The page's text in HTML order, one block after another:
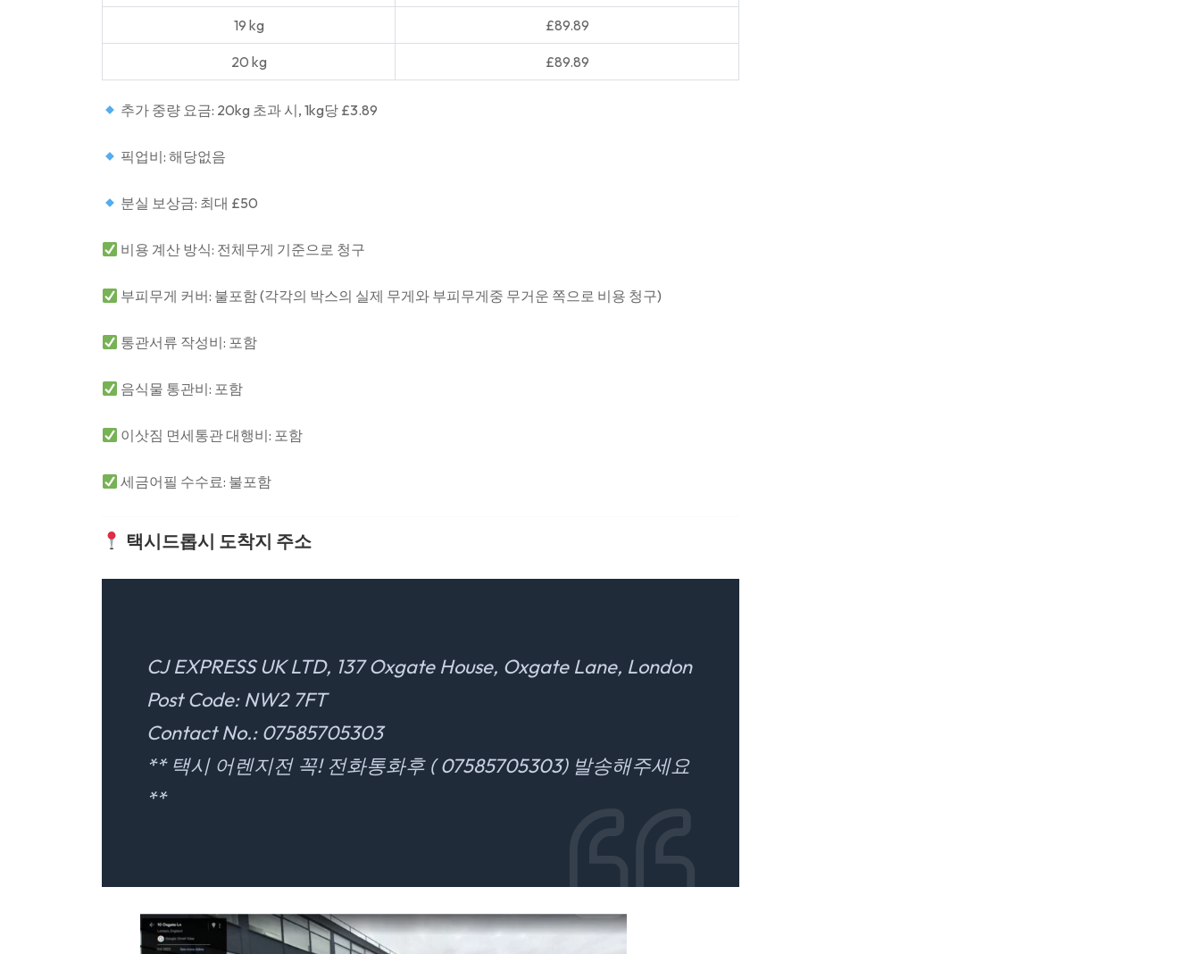
19 kg £89.89
20 kg £89.89
추가 중량 요금: 20kg 초과 시, 1kg당 £3.89
픽업비: 해당없음
분실 보상금: 최대 £50
비용 계산 방식: 전체무게 기준으로 청구
부피무게 커버: 불포함 (각각의 박스의 실제 무게와 부피무게중 무거운 쪽으로 비용 청구)
통관서류 작성비: 포함
음식물 통관비: 포함
이삿짐 면세통관 대행비: 포함
세금어필 수수료: 불포함
택시드롭시 도착지 주소
CJ EXPRESS UK LTD, 137 Oxgate House, Oxgate Lane, London
Post Code: NW2 7FT
Contact No.: 07585705303
** 택시 어렌지전 꼭! 전화통화후 ( 07585705303) 발송해주세요
**